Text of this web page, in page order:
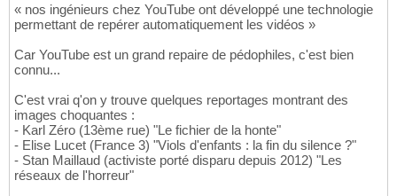
« nos ingénieurs chez YouTube ont développé une technologie
permettant de repérer automatiquement les vidéos »
Car YouTube est un grand repaire de pédophiles, c'est bien
connu...
C'est vrai q'on y trouve quelques reportages montrant des
images choquantes :
- Karl Zéro (13ème rue) "Le fichier de la honte"
- Elise Lucet (France 3) "Viols d'enfants : la fin du silence ?"
- Stan Maillaud (activiste porté disparu depuis 2012) "Les
réseaux de l'horreur"